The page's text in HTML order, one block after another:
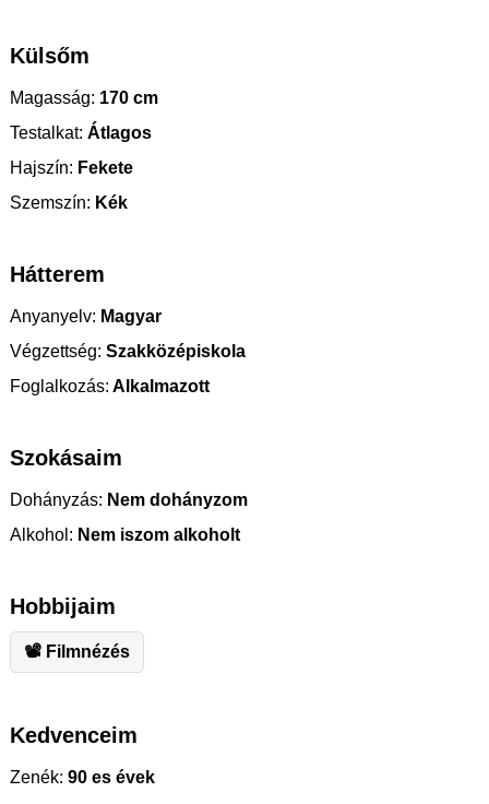
Külsőm
Magasság: 170 cm
Testalkat: Átlagos
Hajszín: Fekete
Szemszín: Kék
Hátterem
Anyanyelv: Magyar
Végzettség: Szakközépiskola
Foglalkozás: Alkalmazott
Szokásaim
Dohányzás: Nem dohányzom
Alkohol: Nem iszom alkoholt
Hobbijaim
📽 Filmnézés
Kedvenceim
Zenék: 90 es évek